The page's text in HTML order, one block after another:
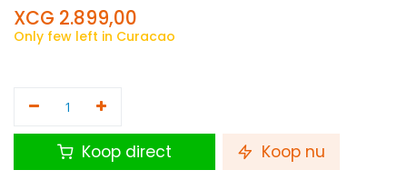
XCG 2.899,00
Only few left in Curacao
Koop direct Koop nu